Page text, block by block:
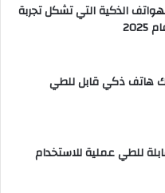
الذكية التي تشكل تجربة
هاتف ذكي قابل للطي
للطي عملية للاستخدام